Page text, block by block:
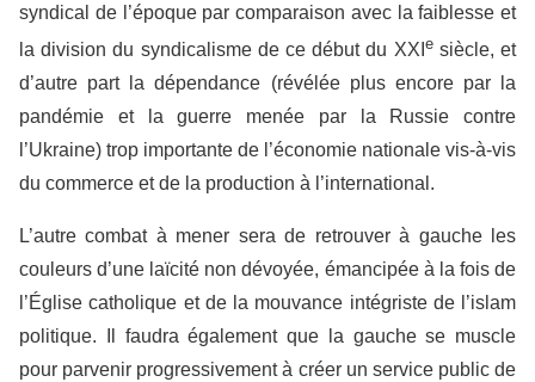
syndical de l’époque par comparaison avec la faiblesse et
la division du syndicalisme de ce début du XXI esiècle, et
d’autre part la dépendance (révélée plus encore par la
pandémie et la guerre menée par la Russie contre
l’Ukraine) trop importante de l’économie nationale vis-à-vis
du commerce et de la production à l’international.
L’autre combat à mener sera de retrouver à gauche les
couleurs d’une laïcité non dévoyée, émancipée à la fois de
l’Église catholique et de la mouvance intégriste de l’islam
politique. Il faudra également que la gauche se muscle
pour parvenir progressivement à créer un service public de